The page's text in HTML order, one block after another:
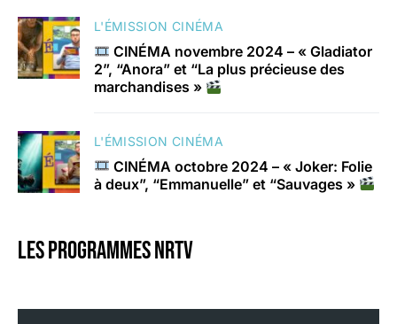
L'ÉMISSION CINÉMA
CINÉMA novembre 2024 – « Gladiator
2”, “Anora” et “La plus précieuse des
marchandises »
L'ÉMISSION CINÉMA
CINÉMA octobre 2024 – « Joker: Folie
à deux”, “Emmanuelle” et “Sauvages »
Les programmes nrtv